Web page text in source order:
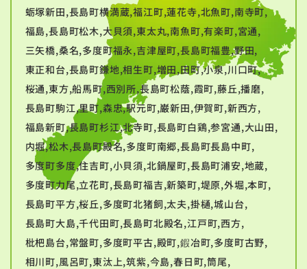
蛎塚新田,長島町横満蔵,福江町,蓮花寺,北魚町,南寺町,
福島,長島町松木,大貝須,東太丸,南魚町,有楽町,宮通,
三矢橋,桑名,多度町福永,吉津屋町,長島町福豊,野田,
東正和台,長島町鎌地,相生町,増田,田町,小泉,川口町,
桜通,東方,船馬町,西別所,長島町松蔭,霞町,藤丘,播磨,
長島町駒江,里町,森忠,駅元町,巌新田,伊賀町,新西方,
福島新町,長島町杉江,北寺町,長島町白鶏,参宮通,大山田,
内堀,松木,長島町殿名,多度町南郷,長島町長島中町,
多度町多度,住吉町,小貝須,北鍋屋町,長島町浦安,地蔵,
多度町力尾,立花町,長島町福吉,新築町,堤原,外堀,本町,
長島町平方,桜丘,多度町北猪飼,太夫,掛樋,城山台,
長島町大島,千代田町,長島町北殿名,江戸町,西方,
枇杷島台,常盤町,多度町平古,殿町,鍜冶町,多度町古野,
相川町,風呂町,東汰上,筑紫,今島,春日町,筒尾,